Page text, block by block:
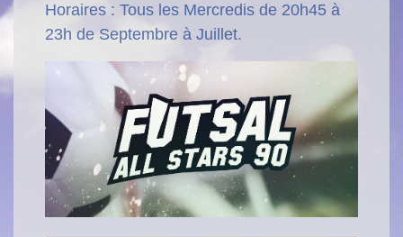
Horaires : Tous les Mercredis de 20h45 à
23h de Septembre à Juillet.